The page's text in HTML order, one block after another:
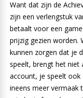
Want dat zijn de
zijn een verlengstuk
betaalt voor een
prijzig gezien worden.
kunnen zorgen dat je
speelt, brengt het niet
account, je speelt ook
ineens meer vermaak